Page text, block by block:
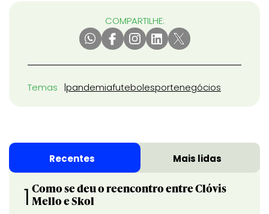
COMPARTILHE:
Temas pandemiafutebolesportenegócios
Recentes Mais lidas
1 Como se deu o reencontro entre Clóvis
Mello e Skol